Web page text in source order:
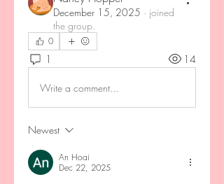
December 15, 2025 · joined
the group.
0
1 14
Write a comment...
Newest
An Hoai
Dec 22, 2025